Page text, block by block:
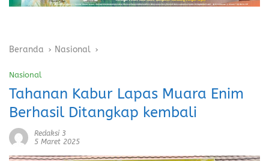
Beranda Nasional
Nasional
Tahanan Kabur Lapas Muara Enim
Berhasil Ditangkap kembali
Redaksi 3
5 Maret 2025